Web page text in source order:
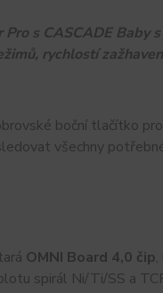
s CASCADE
rychlostí
boční tlačítko
všechny
OMNI Board 4,0 čip
spirál Ni/Ti/SS a